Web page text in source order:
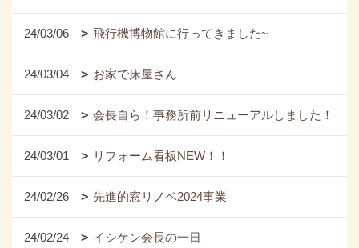
24/03/06 飛行機博物館に行ってきました~
24/03/04 お家で床屋さん
24/03/02 会長自ら！事務所前リニューアルしました！
24/03/01 リフォーム看板NEW！！
24/02/26 先進的窓リノベ2024事業
24/02/24 イシケン会長の一日